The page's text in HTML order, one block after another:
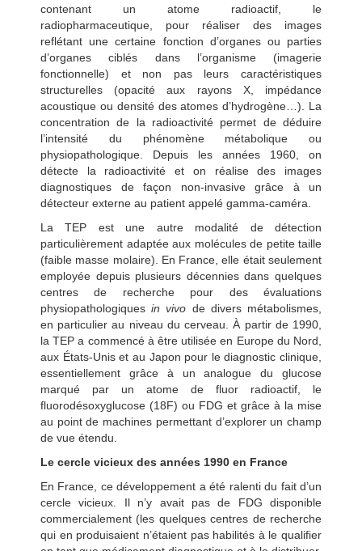
contenant un atome radioactif, le
radiopharmaceutique, pour réaliser des images
reflétant une certaine fonction d’organes ou parties
d’organes ciblés dans l’organisme (imagerie
fonctionnelle) et non pas leurs caractéristiques
structurelles (opacité aux rayons X, impédance
acoustique ou densité des atomes d’hydrogène…). La
concentration de la radioactivité permet de déduire
l’intensité du phénomène métabolique ou
physiopathologique. Depuis les années 1960, on
détecte la radioactivité et on réalise des images
diagnostiques de façon non-invasive grâce à un
détecteur externe au patient appelé gamma-caméra.
La TEP est une autre modalité de détection
particulièrement adaptée aux molécules de petite taille
(faible masse molaire). En France, elle était seulement
employée depuis plusieurs décennies dans quelques
centres de recherche pour des évaluations
physiopathologiquesin vivo de divers métabolismes,
en particulier au niveau du cerveau. À partir de 1990,
la TEP a commencé à être utilisée en Europe du Nord,
aux États-Unis et au Japon pour le diagnostic clinique,
essentiellement grâce à un analogue du glucose
marqué par un atome de fluor radioactif, le
fluorodésoxyglucose (18F) ou FDG et grâce à la mise
au point de machines permettant d’explorer un champ
de vue étendu.
Le cercle vicieux des années 1990 en France
En France, ce développement a été ralenti du fait d’un
cercle vicieux. Il n’y avait pas de FDG disponible
commercialement (les quelques centres de recherche
qui en produisaient n’étaient pas habilités à le qualifier